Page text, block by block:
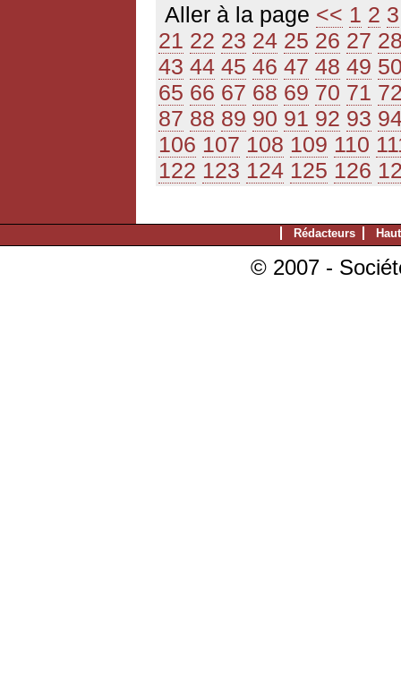
Aller à la page << 1 2 3
21 22 23 24 25 26 27
43 44 45 46 47 48 49
65 66 67 68 69 70 71
87 88 89 90 91 92 93
106 107 108 109 110
122 123 124 125 126
Rédacteurs
© 2007 -